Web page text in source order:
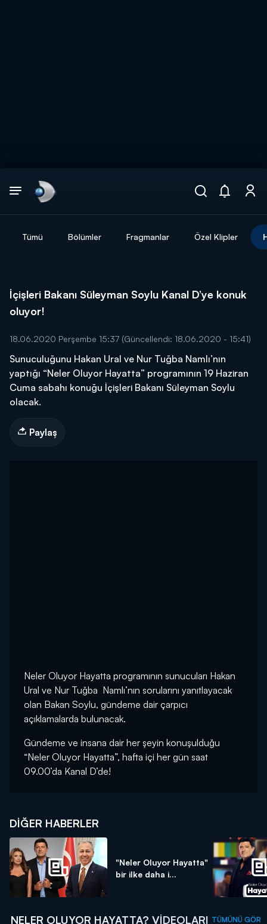
Tümü Bölümler Fragmanlar Özel Klipler
İçişleri Bakanı Süleyman Soylu Kanal D’ye konuk
oluyor!
18.06.2020 Perşembe 15:37 (Güncellendi: 18.06.2020 - 15:41)
Sunuculuğunu Hakan Ural ve Nur Tuğba Namlı’nın
yaptığı “Neler Oluyor Hayatta” programının 19 Haziran
Cuma sabahı konuğu İçişleri Bakanı Süleyman Soylu
olacak.
Paylaş
Neler Oluyor Hayatta programının sunucuları Hakan
Ural ve Nur Tuğba Namlı’nın sorularını yanıtlayacak
olan Bakan Soylu, gündeme dair çarpıcı
açıklamalarda bulunacak.
Gündeme ve insana dair her şeyin konuşulduğu
“Neler Oluyor Hayatta”, hafta içi her gün saat
09.00’da Kanal D’de!
DIĞER HABERLER
"Neler Oluyor Hayatta"
bir ilke daha i...
NELER OLUYOR HAYATTA? VIDEOLARI TÜMÜNÜ GÖR